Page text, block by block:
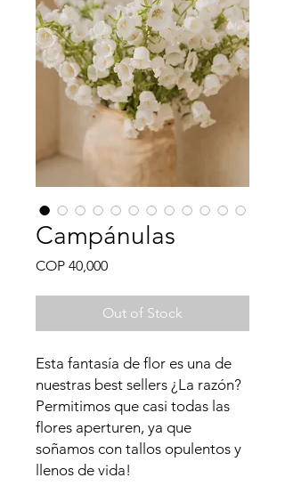
Campánulas
COP 40,000Price
Out of Stock
Esta fantasía de flor es una de
nuestras best sellers ¿La razón?
Permitimos que casi todas las
flores aperturen, ya que
soñamos con tallos opulentos y
llenos de vida!